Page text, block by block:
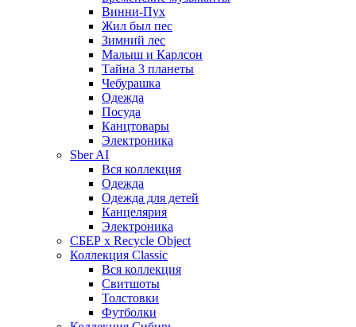
Винни-Пух
Жил был пес
Зимний лес
Малыш и Карлсон
Тайна 3 планеты
Чебурашка
Одежда
Посуда
Канцтовары
Электроника
Sber AI
Вся коллекция
Одежда
Одежда для детей
Канцелярия
Электроника
СБЕР x Recycle Object
Коллекция Classic
Вся коллекция
Свитшоты
Толстовки
Футболки